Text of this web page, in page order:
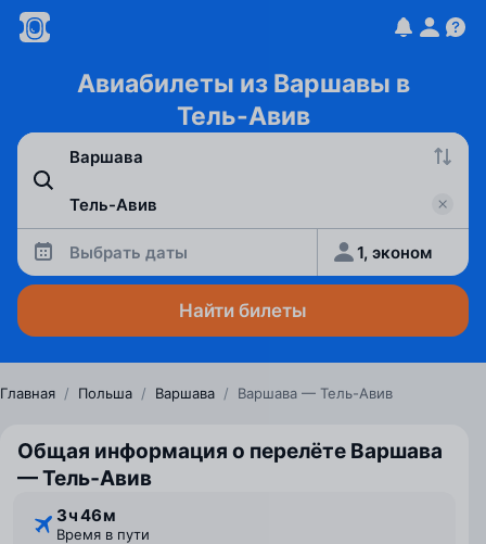
Авиабилеты из Варшавы в
Тель-Авив
Выбрать даты 1, эконом
Найти билеты
Главная / Польша / Варшава / Варшава — Тель-Авив
Общая информация о перелёте Варшава
— Тель‑Авив
3 ⁠ч 46 ⁠м
Время в пути